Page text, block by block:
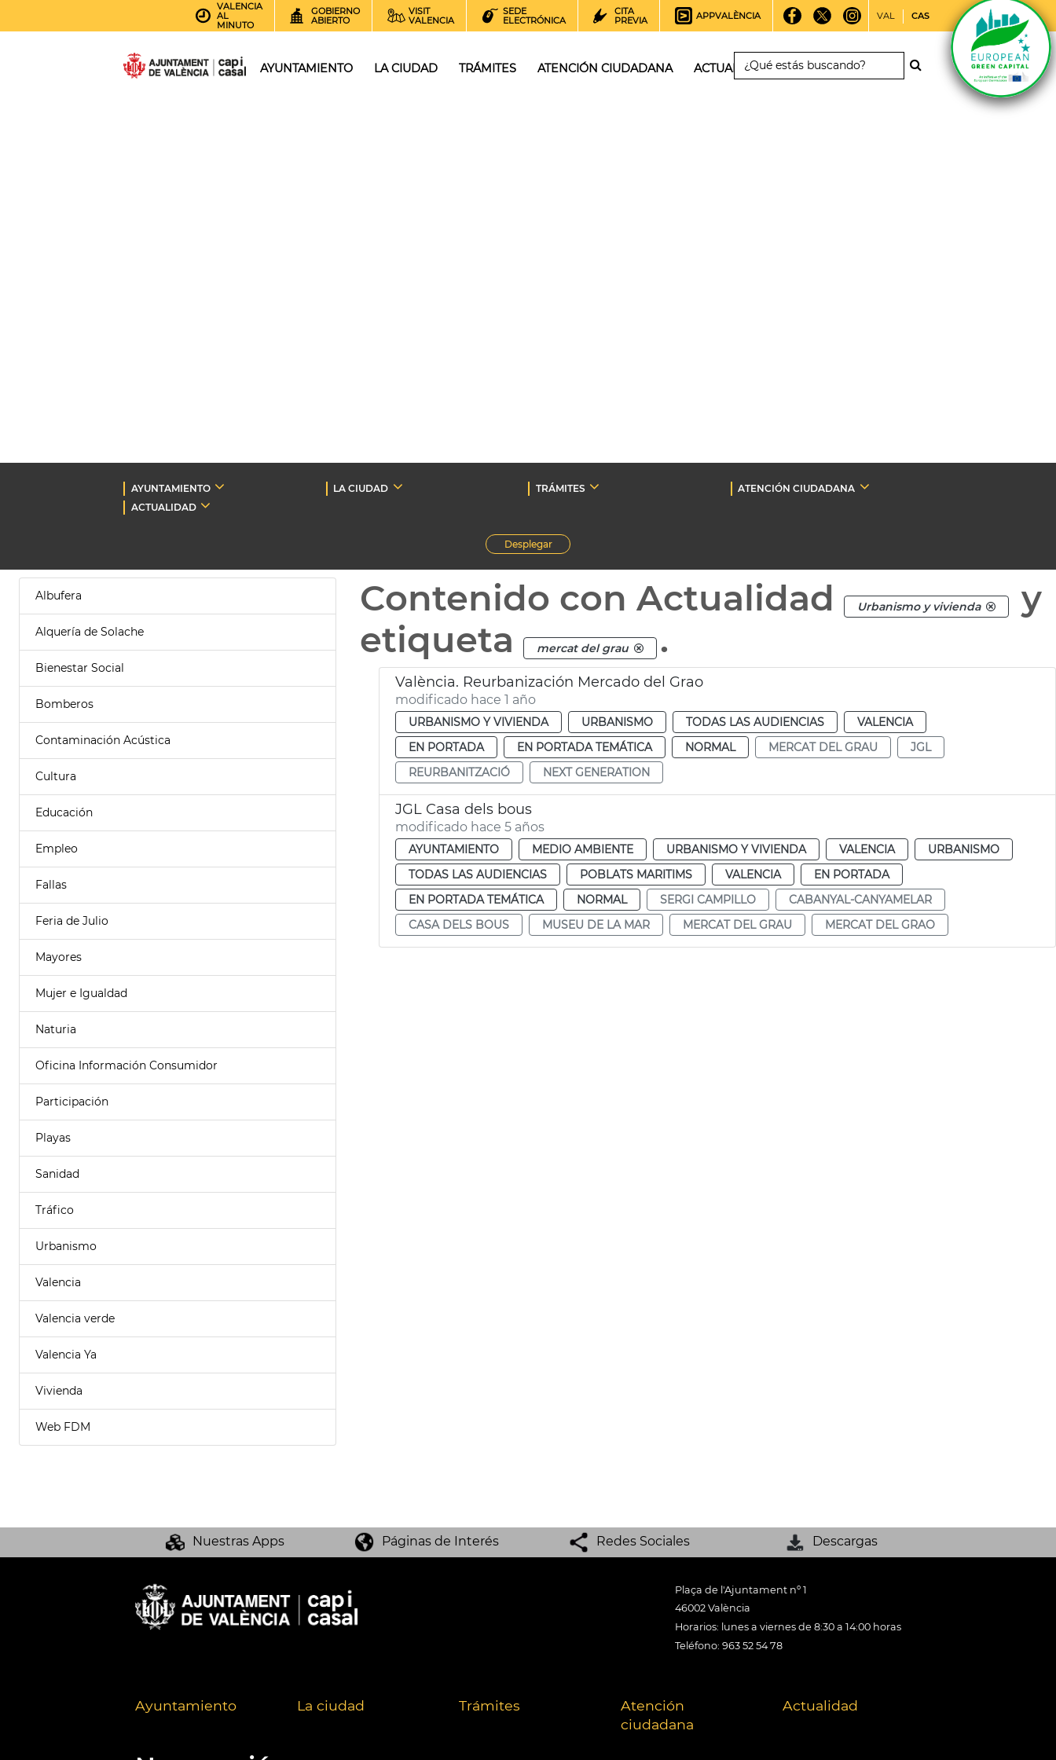
VALENCIA
AL
MINUTO
GOBIERNO
ABIERTO
VISIT
VALENCIA
SEDE
ELECTRÓNICA
CITA
PREVIA
APPVALÈNCIA VAL CAS
AYUNTAMIENTO LA CIUDAD TRÁMITES ATENCIÓN CIUDADANA ACTUALIDAD
AYUNTAMIENTO LA CIUDAD TRÁMITES
ATENCIÓN CIUDADANA
ACTUALIDAD
Desplegar
Albufera
Alquería de Solache
Bienestar Social
Bomberos
Contaminación Acústica
Cultura
Educación
Empleo
Fallas
Feria de Julio
Mayores
Mujer e Igualdad
Naturia
Oficina Información Consumidor
Participación
Playas
Sanidad
Tráfico
Urbanismo
Valencia
Valencia verde
Valencia Ya
Vivienda
Web FDM
Contenido con Actualidad Urbanismo y vivienda
y
etiqueta
mercat del grau .
València. Reurbanización Mercado del Grao
modificado hace 1 año
URBANISMO Y VIVIENDA URBANISMO TODAS LAS AUDIENCIAS
VALENCIA
EN PORTADA
EN PORTADA TEMÁTICA NORMAL MERCAT DEL GRAU
JGL
REURBANITZACIÓ
NEXT GENERATION
JGL Casa dels bous
modificado hace 5 años
AYUNTAMIENTO MEDIO AMBIENTE URBANISMO Y VIVIENDA VALENCIA
URBANISMO
TODAS LAS AUDIENCIAS
POBLATS MARITIMS VALENCIA
EN PORTADA
EN PORTADA TEMÁTICA
NORMAL SERGI CAMPILLO
CABANYAL-CANYAMELAR
CASA DELS BOUS
MUSEU DE LA MAR MERCAT DEL GRAU MERCAT DEL GRAO
Nuestras Apps Páginas de Interés Redes Sociales Descargas
Plaça de l'Ajuntament nº 1
46002 València
Horarios: lunes a viernes de 8:30 a 14:00 horas
Teléfono: 963 52 54 78
Ayuntamiento La ciudad Trámites
Atención
ciudadana
Actualidad